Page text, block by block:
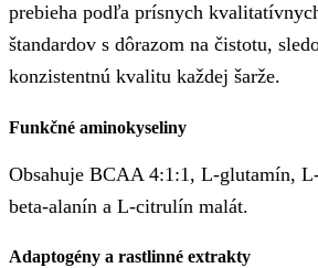
prebieha podľa prísnych
štandardov s dôrazom na čistotu,
konzistentnú kvalitu každej šarže.
Funkčné aminokyseliny
Obsahuje BCAA 4:1:1, L-glutamín,
beta-alanín a L-citrulín malát.
Adaptogény a rastlinné extrakty